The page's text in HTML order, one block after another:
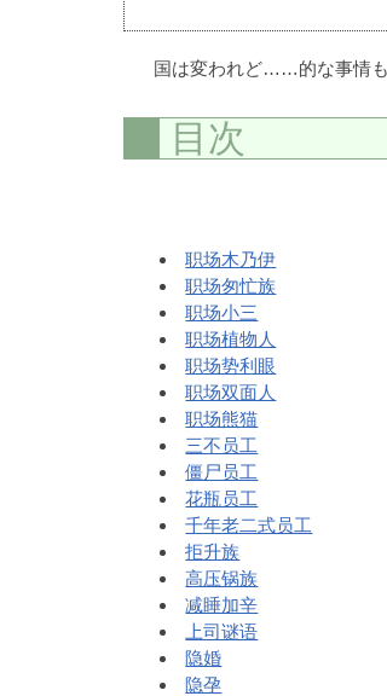
国は変われど……的な事情も
目次
职场木乃伊
职场匆忙族
职场小三
职场植物人
职场势利眼
职场双面人
职场熊猫
三不员工
僵尸员工
花瓶员工
千年老二式员工
拒升族
高压锅族
减睡加辛
上司谜语
隐婚
隐孕